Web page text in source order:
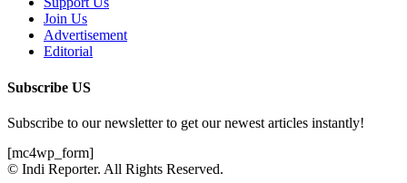
Join Us
Advertisement
Editorial
Subscribe US
Subscribe to our newsletter to get our newest articles instantly!
[mc4wp_form]
© Indi Reporter. All Rights Reserved.